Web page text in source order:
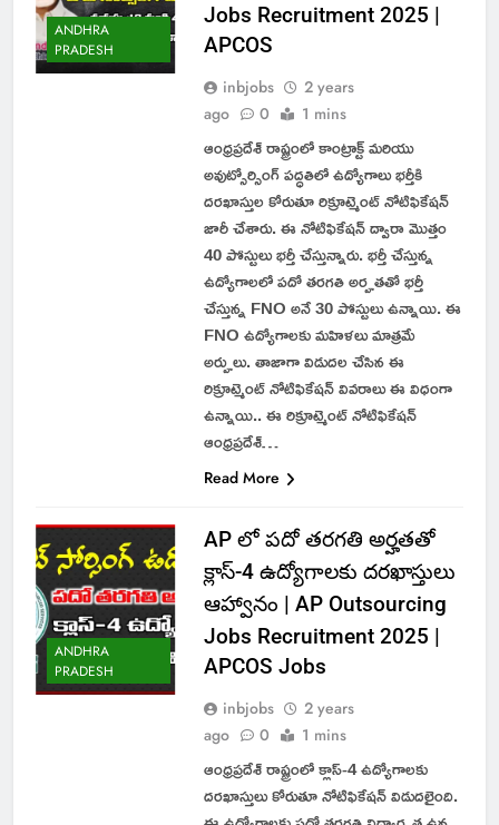
ANDHRA
PRADESH
Jobs Recruitment 2025 |
APCOS
inbjobs
2 years
ago
0 1 mins
ఆంధ్రప్రదేశ్ రాష్ట్రంలో కాంట్రాక్ట్ మరియు
అవుట్సోర్సింగ్ పద్ధతిలో ఉద్యోగాలు భర్తీకి
దరఖాస్తుల కోరుతూ రిక్రూట్మెంట్ నోటిఫికేషన్
జారీ చేశారు. ఈ నోటిఫికేషన్ ద్వారా మొత్తం
40 పోస్టులు భర్తీ చేస్తున్నారు. భర్తీ చేస్తున్న
ఉద్యోగాలలో పదో తరగతి అర్హతతో భర్తీ
చేస్తున్న FNO అనే 30 పోస్టులు ఉన్నాయి. ఈ
FNO ఉద్యోగాలకు మహిళలు మాత్రమే
అర్హులు. తాజాగా విడుదల చేసిన ఈ
రిక్రూట్మెంట్ నోటిఫికేషన్ వివరాలు ఈ విధంగా
ఉన్నాయి.. ఈ రిక్రూట్మెంట్ నోటిఫికేషన్
ఆంధ్రప్రదేశ్…
Read More
ANDHRA
PRADESH
AP లో పదో తరగతి అర్హతతో
క్లాస్-4 ఉద్యోగాలకు దరఖాస్తులు
ఆహ్వానం | AP Outsourcing
Jobs Recruitment 2025 |
APCOS Jobs
inbjobs
2 years
ago
0 1 mins
ఆంధ్రప్రదేశ్ రాష్ట్రంలో క్లాస్-4 ఉద్యోగాలకు
దరఖాస్తులు కోరుతూ నోటిఫికేషన్ విడుదలైంది.